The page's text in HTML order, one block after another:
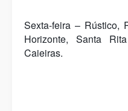
Sexta-feira – Rústico,
Horizonte, Santa
Caieiras.